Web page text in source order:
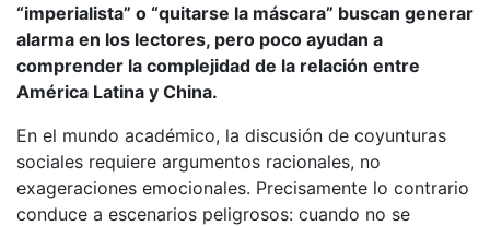
“imperialista” o “quitarse la máscara” buscan generar
alarma en los lectores, pero poco ayudan a
comprender la complejidad de la relación entre
América Latina y China.
En el mundo académico, la discusión de coyunturas
sociales requiere argumentos racionales, no
exageraciones emocionales. Precisamente lo contrario
conduce a escenarios peligrosos: cuando no se